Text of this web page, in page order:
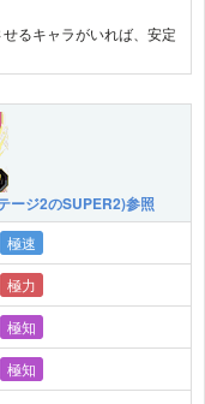
るキャラがいれば、安定
ージ2のSUPER2)参照
極速
極力
極知
極知